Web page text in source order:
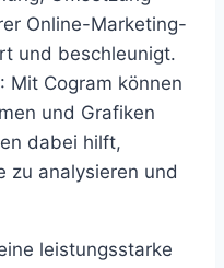
Online-Marketing-
und beschleunigt.
: Mit Cogram können
und Grafiken
dabei hilft,
zu analysieren und
leistungsstarke